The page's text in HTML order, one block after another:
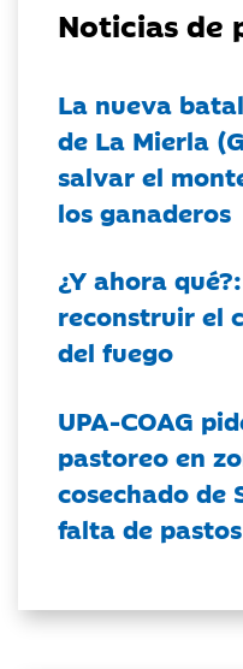
Noticias de
La nueva
de La Mierla
salvar el
los ganaderos
¿Y ahora
reconstruir el
del fuego
UPA-COAG
pastoreo en
cosechado de
falta de pastos